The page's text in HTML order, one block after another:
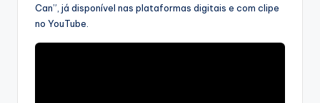
Can”, já disponível nas plataformas digitais e com clipe
no YouTube.